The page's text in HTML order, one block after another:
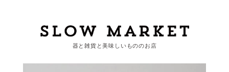
カートを見る
器と雑貨と美味しいもののお店